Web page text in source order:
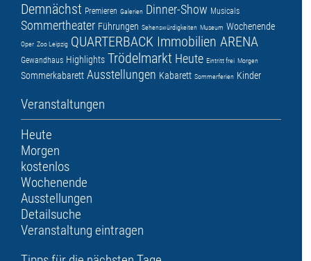
Demnächst Premieren Galerien Dinner-Show Musicals
Sommertheater Führungen Sehenswürdigkeiten Museum Wochenende
Oper Zoo Leipzig QUARTERBACK Immobilien ARENA
Gewandhaus Highlights Trödelmarkt Heute Eintritt frei Morgen
Sommerkabarett Ausstellungen Kabarett Sommerferien Kinder
Veranstaltungen
Heute
Morgen
kostenlos
Wochenende
Ausstellungen
Detailsuche
Veranstaltung eintragen